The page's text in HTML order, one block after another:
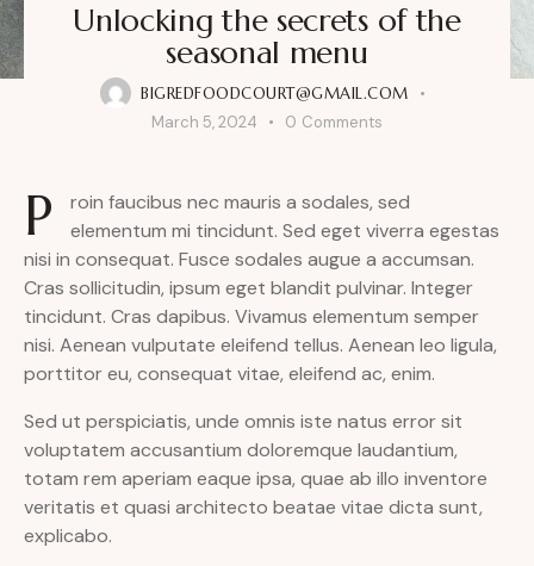
Unlocking the secrets of the
seasonal menu
BIGREDFOODCOURT@GMAIL.COM
March 5, 2024
0 Comments
P
roin faucibus nec mauris a sodales, sed
elementum mi tincidunt. Sed eget viverra egestas
nisi in consequat. Fusce sodales augue a accumsan.
Cras sollicitudin, ipsum eget blandit pulvinar. Integer
tincidunt. Cras dapibus. Vivamus elementum semper
nisi. Aenean vulputate eleifend tellus. Aenean leo ligula,
porttitor eu, consequat vitae, eleifend ac, enim.
Sed ut perspiciatis, unde omnis iste natus error sit
voluptatem accusantium doloremque laudantium,
totam rem aperiam eaque ipsa, quae ab illo inventore
veritatis et quasi architecto beatae vitae dicta sunt,
explicabo.